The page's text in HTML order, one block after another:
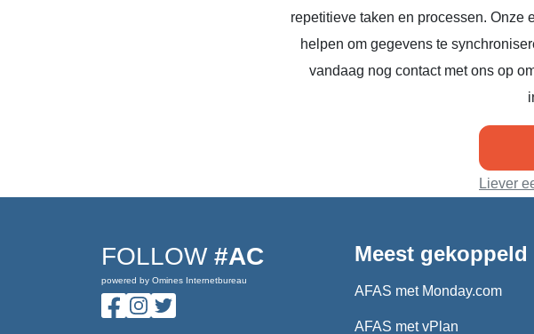
repetitieve taken en processen. Onze
helpen om gegevens te
vandaag nog contact met ons op
Liever
FOLLOW #AC
powered by Omines Internetbureau
Meest gekoppeld
AFAS met Monday.com
AFAS met vPlan